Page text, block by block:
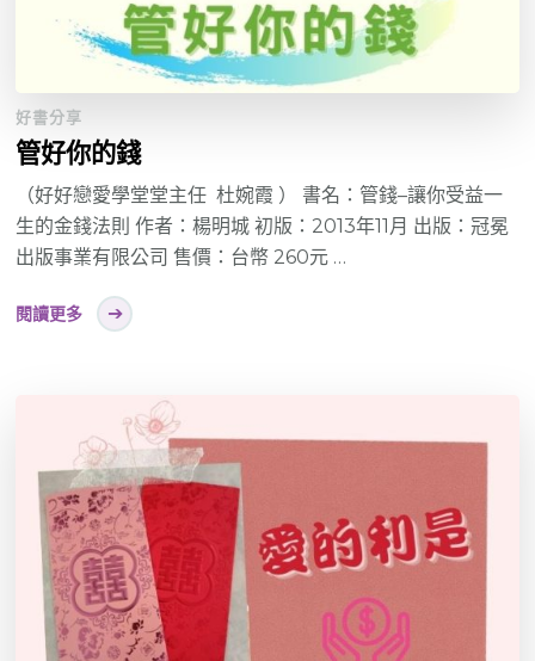
好書分享
管好你的錢
（好好戀愛學堂堂主任 杜婉霞 ） 書名：管錢–讓你受益一
生的金錢法則 作者：楊明城 初版：2013年11月 出版：冠冕
出版事業有限公司 售價：台幣 260元 …
閱讀更多